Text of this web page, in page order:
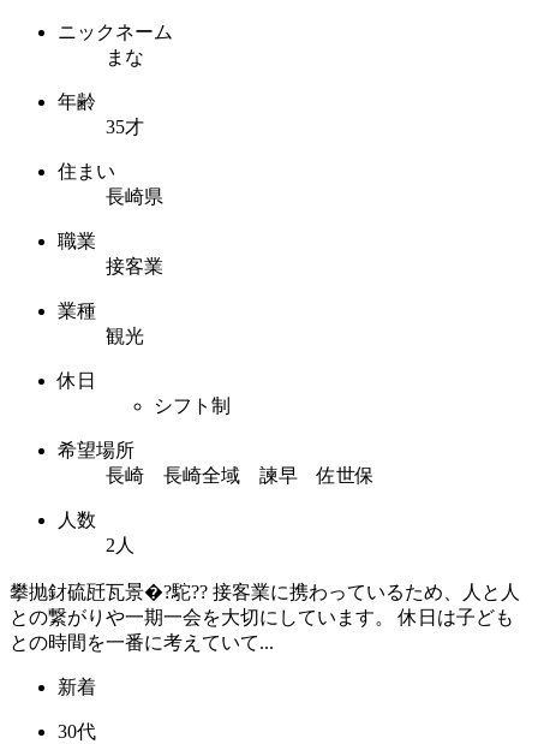
ニックネーム
まな
年齢
35才
住まい
長崎県
職業
接客業
業種
観光
休日
シフト制
希望場所
長崎 長崎全域 諫早 佐世保
人数
2人
攀抛釮硫瓩瓦景�?駝?? 接客業に携わっているため、人と人
との繋がりや一期一会を大切にしています。 休日は子ども
との時間を一番に考えていて...
新着
30代